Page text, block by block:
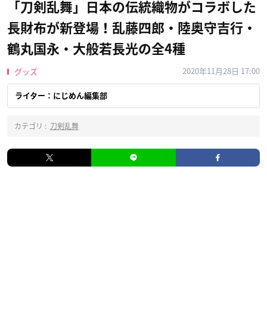
「刀剣乱舞」日本の伝統織物がコラボした
長財布が新登場！乱藤四郎・陸奥守吉行・
鶴丸国永・大般若長光の全4種
グッズ 2020年11月28日 17:00
ライター：にじめん編集部
カテゴリ : 刀剣乱舞